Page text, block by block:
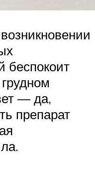
беспокоит
— да,
препарат